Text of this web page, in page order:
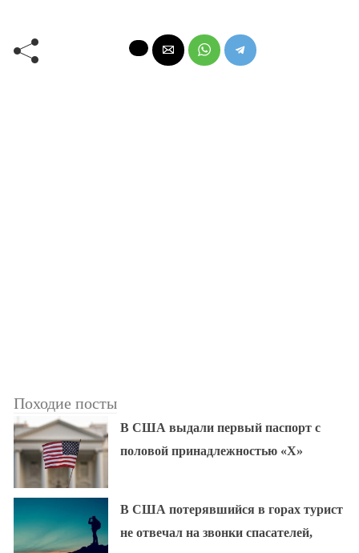
Походие посты
В США выдали первый паспорт с
половой принадлежностью «X»
В США потерявшийся в горах турист
не отвечал на звонки спасателей,